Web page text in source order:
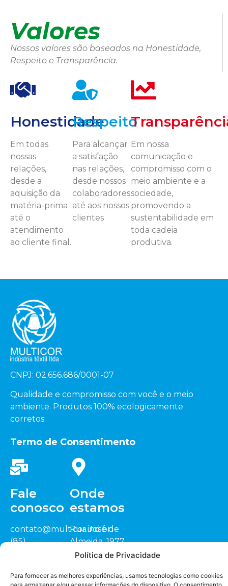
Política de Privacidade
Para fornecer as melhores experiências, usamos tecnologias como cookies
Valores
Nossos valores são baseados na Honestidade,
Respeito e Transparência.
Honestidade
Em todas
nossas
relações,
desde a
aquisição da
matéria-prima
até o
atendimento
ao cliente final.
Respeito
Para alcançar
a satisfação
nas relações,
desde nossos
colaboradores
até aos nossos
clientes
Em nossa
comunicação e
compromisso com o
meio ambiente e a
sociedade,
promovendo a
sustentabilidade em
toda cadeia
produtiva.
CNPJ: 02.656.686/0001-07
Qualidade e compromisso com você e o meio
ambiente. Produtos 100% ecologicamente
corretos.
Termo de Consentimento
Fale
conosco
contato@multicor.ind.br
(85)
Onde
estamos
Rua José de
Almeida, 1977
Sitio Cardeais,
Jaguaruana/CE
representante